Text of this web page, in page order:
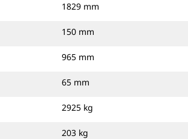
1829 mm
150 mm
965 mm
65 mm
2925 kg
203 kg